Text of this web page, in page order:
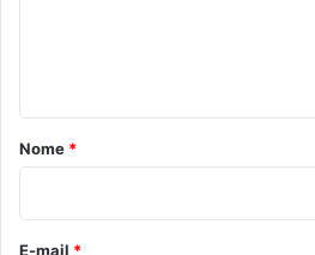
r
o
*
Nome *
E-mail *